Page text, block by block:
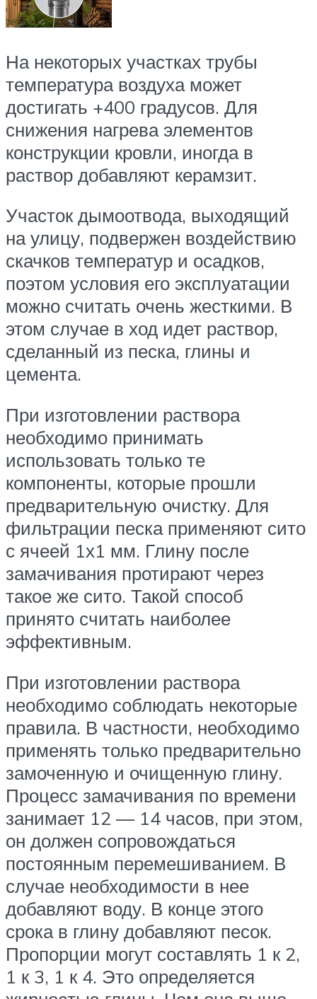
На некоторых участках трубы
температура воздуха может
достигать +400 градусов. Для
снижения нагрева элементов
конструкции кровли, иногда в
раствор добавляют керамзит.
Участок дымоотвода, выходящий
на улицу, подвержен воздействию
скачков температур и осадков,
поэтом условия его эксплуатации
можно считать очень жесткими. В
этом случае в ход идет раствор,
сделанный из песка, глины и
цемента.
При изготовлении раствора
необходимо принимать
использовать только те
компоненты, которые прошли
предварительную очистку. Для
фильтрации песка применяют сито
с ячеей 1х1 мм. Глину после
замачивания протирают через
такое же сито. Такой способ
принято считать наиболее
эффективным.
При изготовлении раствора
необходимо соблюдать некоторые
правила. В частности, необходимо
применять только предварительно
замоченную и очищенную глину.
Процесс замачивания по времени
занимает 12 — 14 часов, при этом,
он должен сопровождаться
постоянным перемешиванием. В
случае необходимости в нее
добавляют воду. В конце этого
срока в глину добавляют песок.
Пропорции могут составлять 1 к 2,
1 к 3, 1 к 4. Это определяется